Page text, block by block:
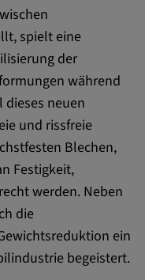
spielt eine
der
während
dieses neuen
und rissfreie
Blechen,
Festigkeit,
werden. Neben
die
ein
begeistert.
CONSENT,
remote-
device-id, yt-
remote-session-
IDE,
OTZ, NID,
SSID, SID,
headers-
yt-
host, yt-player-